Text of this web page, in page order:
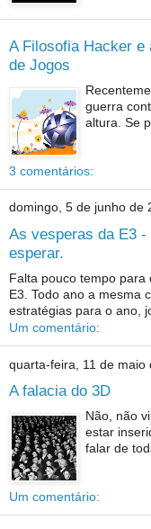
A Filosofia Hacker e
de Jogos
guerra
altura. Se
3 comentários:
domingo, 5 de junho de
As vesperas da E3 -
esperar.
Falta pouco tempo
E3. Todo ano a mesma
estratégias para o ano,
Um comentário:
quarta-feira, 11 de maio
A falacia do 3D
Não, não
estar
falar de
Um comentário: